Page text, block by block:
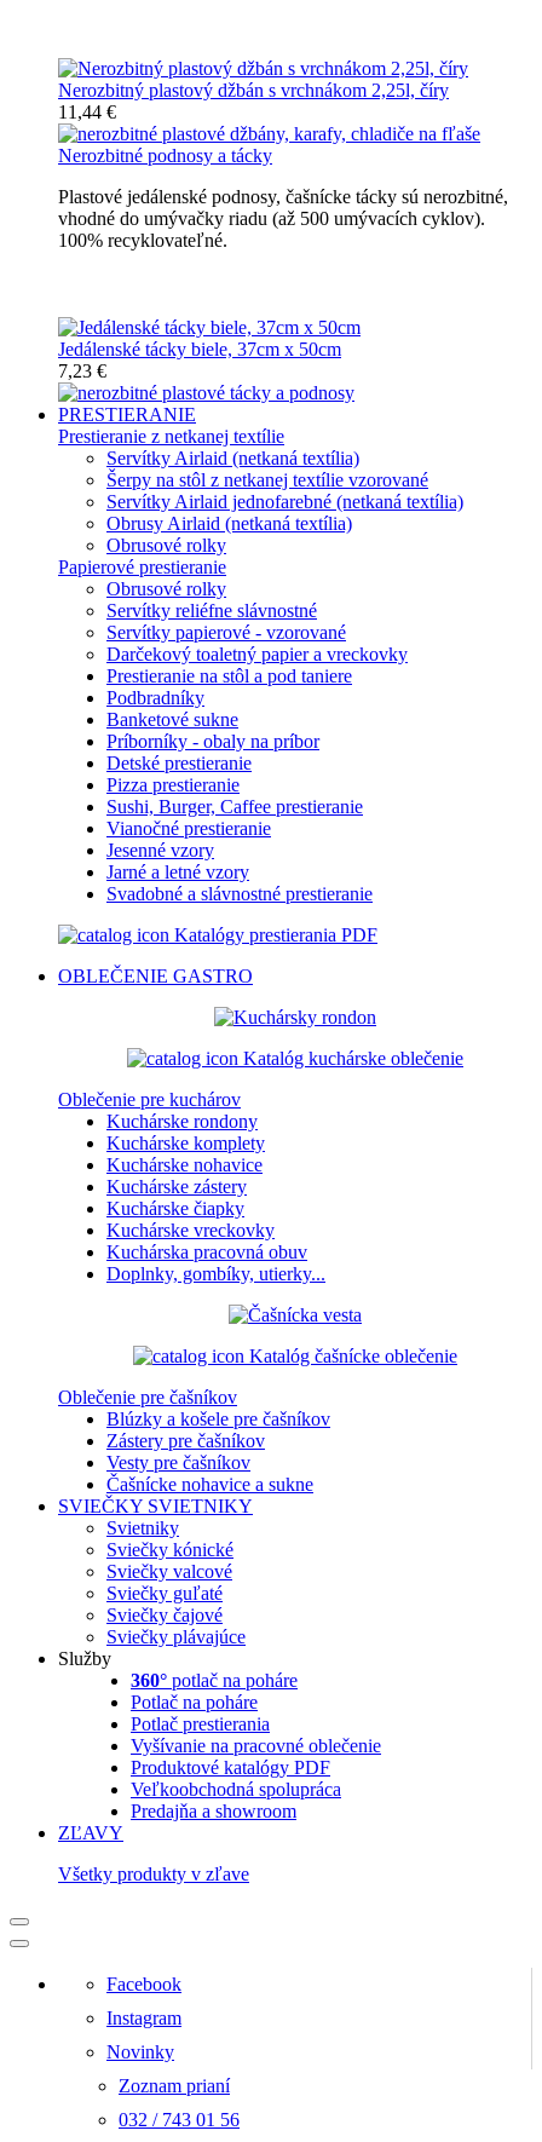
Nerozbitný plastový džbán s vrchnákom 2,25l, číry
11,44 €
Nerozbitné podnosy a tácky
Plastové jedálenské podnosy, čašnícke tácky sú nerozbitné,
vhodné do umývačky riadu (až 500 umývacích cyklov).
100% recyklovateľné.
Jedálenské tácky biele, 37cm x 50cm
7,23 €
PRESTIERANIE
Prestieranie z netkanej textílie
Servítky Airlaid (netkaná textília)
Šerpy na stôl z netkanej textílie vzorované
Servítky Airlaid jednofarebné (netkaná textília)
Obrusy Airlaid (netkaná textília)
Obrusové rolky
Papierové prestieranie
Obrusové rolky
Servítky reliéfne slávnostné
Servítky papierové - vzorované
Darčekový toaletný papier a vreckovky
Prestieranie na stôl a pod taniere
Podbradníky
Banketové sukne
Príborníky - obaly na príbor
Detské prestieranie
Pizza prestieranie
Sushi, Burger, Caffee prestieranie
Vianočné prestieranie
Jesenné vzory
Jarné a letné vzory
Svadobné a slávnostné prestieranie
Katalógy prestierania PDF
OBLEČENIE GASTRO
Katalóg kuchárske oblečenie
Oblečenie pre kuchárov
Kuchárske rondony
Kuchárske komplety
Kuchárske nohavice
Kuchárske zástery
Kuchárske čiapky
Kuchárske vreckovky
Kuchárska pracovná obuv
Doplnky, gombíky, utierky...
Katalóg čašnícke oblečenie
Oblečenie pre čašníkov
Blúzky a košele pre čašníkov
Zástery pre čašníkov
Vesty pre čašníkov
Čašnícke nohavice a sukne
SVIEČKY SVIETNIKY
Svietniky
Sviečky kónické
Sviečky valcové
Sviečky guľaté
Sviečky čajové
Sviečky plávajúce
Služby
360° potlač na poháre
Potlač na poháre
Potlač prestierania
Vyšívanie na pracovné oblečenie
Produktové katalógy PDF
Veľkoobchodná spolupráca
Predajňa a showroom
ZĽAVY
Všetky produkty v zľave
Facebook
Instagram
Novinky
Zoznam prianí
032 / 743 01 56